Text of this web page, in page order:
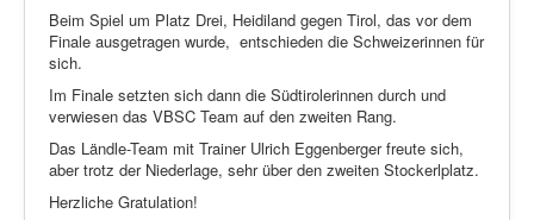
Beim Spiel um Platz Drei, Heidiland gegen Tirol, das vor dem
Finale ausgetragen wurde, entschieden die Schweizerinnen für
sich.
Im Finale setzten sich dann die Südtirolerinnen durch und
verwiesen das VBSC Team auf den zweiten Rang.
Das Ländle-Team mit Trainer Ulrich Eggenberger freute sich,
aber trotz der Niederlage, sehr über den zweiten Stockerlplatz.
Herzliche Gratulation!